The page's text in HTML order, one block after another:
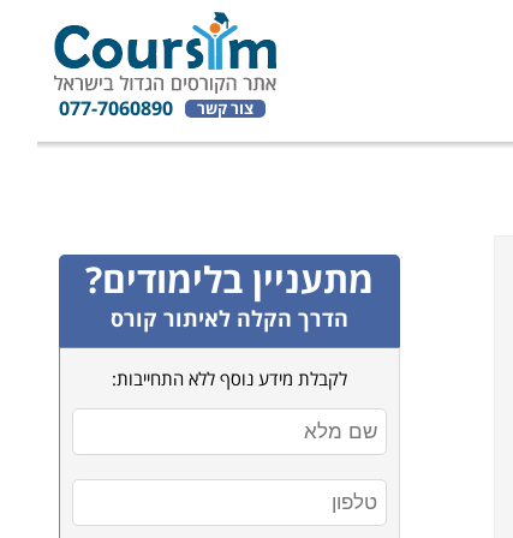
צור קשר 077-7060890
מתעניין בלימודים?
הדרך הקלה לאיתור קורס
לקבלת מידע נוסף ללא התחייבות: